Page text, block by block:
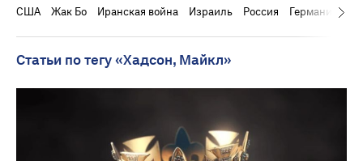
США Жак Бо Иранская война Израиль Россия Германия
Статьи по тегу «Хадсон, Майкл»